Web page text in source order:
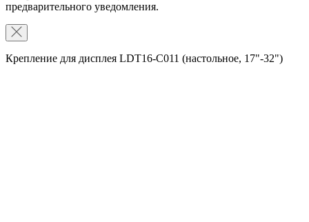
предварительного уведомления.
Крепление для дисплея LDT16-C011 (настольное, 17"-32")